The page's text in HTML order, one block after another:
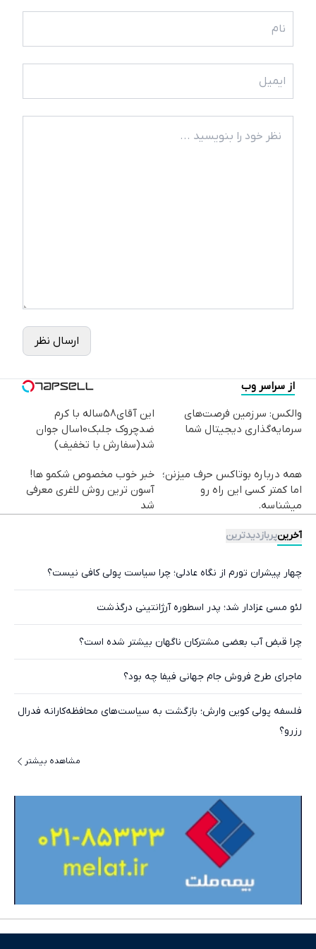
ارسال نظر
از سراسر وب
والکس: سرزمین فرصت‌های
سرمایه‌گذاری دیجیتال شما
این آقای58ساله با کرم
ضدچروک جلبک10سال جوان
شد(سفارش با تخفیف)
همه درباره بوتاکس حرف میزنن؛
اما کمتر کسی این راه رو
میشناسه.
خبر خوب مخصوص شکمو ها!
آسون ترین روش لاغری معرفی
شد
آخرینپربازدیدترین
چهار پیشران تورم از نگاه عادلی؛ چرا سیاست پولی کافی نیست؟
لئو مسی عزادار شد؛ پدر اسطوره آرژانتینی درگذشت
چرا قبض آب بعضی مشترکان ناگهان بیشتر شده است؟
ماجرای طرح فروش جام‌ جهانی فیفا چه بود؟
فلسفه پولی کوین وارش؛ بازگشت به سیاست‌های محافظه‌کارانه فدرال
رزرو؟
مشاهده بیشتر